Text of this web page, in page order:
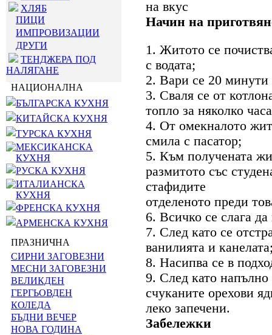
ХЛЯБ
ПИЦИ
ИМПРОВИЗАЦИИ
ДРУГИ
ТЕНДЖЕРА ПОД
НАЛЯГАНЕ
НАЦИОНАЛНА
БЪЛГАРСКА КУХНЯ
КИТАЙСКА КУХНЯ
ТУРСКА КУХНЯ
МЕКСИКАНСКА
КУХНЯ
РУСКА КУХНЯ
ИТАЛИАНСКА
КУХНЯ
ФРЕНСКА КУХНЯ
АРМЕНСКА КУХНЯ
ПРАЗНИЧНА
СИРНИ ЗАГОВЕЗНИ
МЕСНИ ЗАГОВЕЗНИ
ВЕЛИКДЕН
ГЕРГЬОВДЕН
КОЛЕДА
БЪДНИ ВЕЧЕР
НОВА ГОДИНА
на вкус
Начин на
1. Житото се
с водата;
2. Вари се 20 минути
3. Сваля се от
топло за няколко
4. От омекналото
смила с пасатор;
5. Към получената
размитото със
стафидите
отделеното преди
6. Всичко се слага
7. След като се
ванилията и
8. Насипва се в
9. След като напълно
счуканите орехови
леко запечени.
Забележки